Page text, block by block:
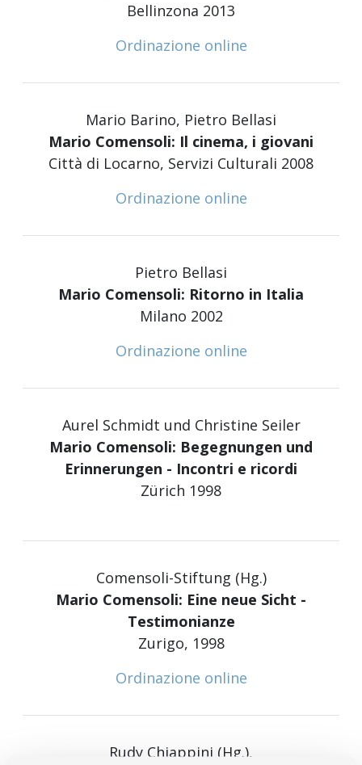
Bellinzona 2013
Ordinazione online
Mario Barino, Pietro Bellasi
Mario Comensoli: Il cinema, i giovani
Città di Locarno, Servizi Culturali 2008
Ordinazione online
Pietro Bellasi
Mario Comensoli: Ritorno in Italia
Milano 2002
Ordinazione online
Aurel Schmidt und Christine Seiler
Mario Comensoli: Begegnungen und
Erinnerungen - Incontri e ricordi
Zürich 1998
Comensoli-Stiftung (Hg.)
Mario Comensoli: Eine neue Sicht -
Testimonianze
Zurigo, 1998
Ordinazione online
Rudy Chiappini (Hg.),